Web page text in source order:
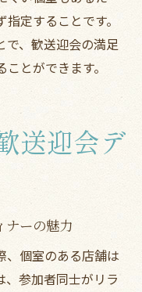
定することです。
で、歓送迎会の満足
とができます。
送迎会デ
ナーの魅力
、個室のある店舗は
、参加者同士がリラ